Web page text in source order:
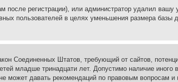
регистрации), или администратор удалил вашу
пользователей в целях уменьшения размера базы
Соединенных Штатов, требующий от сайтов,
младше тринадцати лет. Допустимо наличие иного
может давать рекомендаций по правовым вопросам и